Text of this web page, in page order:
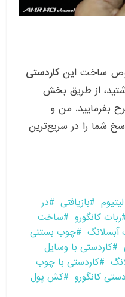
ساخت این کاردستی
از طریق بخش
بفرمایید. من و
شما را در سریع‌ترین
بازیافتی
در
ربات کانگورو
ساخت
چوب بستنی
کاردستی با وسایل
کاردستی با چوب
کانگورو کش پول